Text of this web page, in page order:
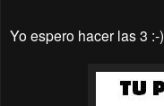
Yo espero hacer las 3 :-)